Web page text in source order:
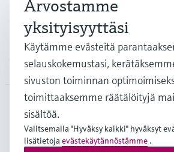
Asiakastuki
Yritys
FIN•
Arvostamme
yksityisyyttäsi
Käytämme evästeitä
selauskokemustasi,
sivuston toiminnan
toimittaaksemme räätälöityjä
sisältöä.
Valitsemalla "Hyväksy kaikki" hyväksyt
lisätietoja evästekäytännöstämme .